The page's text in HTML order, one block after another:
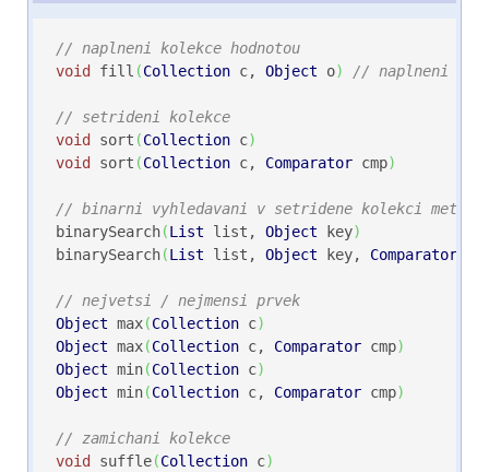
// naplneni kolekce hodnotou
void
fill (Collection c, Object o) // naplneni
// setrideni kolekce
void
sort (Collection c)
void
sort (Collection c, Comparator cmp)
// binarni vyhledavani v setridene kolekci
binarySearch(List list, Object key)
binarySearch(List list, Object key, Comparator
// nejvetsi / nejmensi prvek
Object max(Collection c)
Object max(Collection c, Comparator cmp)
Object min(Collection c)
Object min(Collection c, Comparator cmp)
// zamichani kolekce
void
suffle(Collection c)